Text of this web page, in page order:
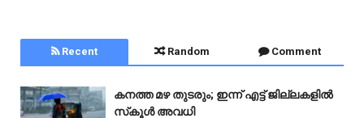
Recent Random Comment
കനത്ത മഴ തുടരും; ഇന്ന് എട്ട് ജില്ലകളിൽ
സ്‌കൂൾ അവധി